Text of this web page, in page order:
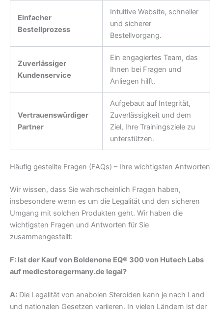
Einfacher
Bestellprozess
Intuitive Website, schneller
und sicherer
Bestellvorgang.
Zuverlässiger
Kundenservice
Ein engagiertes Team, das
Ihnen bei Fragen und
Anliegen hilft.
Vertrauenswürdiger
Partner
Aufgebaut auf Integrität,
Zuverlässigkeit und dem
Ziel, Ihre Trainingsziele zu
unterstützen.
Häufig gestellte Fragen (FAQs) – Ihre wichtigsten Antworten
Wir wissen, dass Sie wahrscheinlich Fragen haben,
insbesondere wenn es um die Legalität und den sicheren
Umgang mit solchen Produkten geht. Wir haben die
wichtigsten Fragen und Antworten für Sie
zusammengestellt:
F: Ist der Kauf von Boldenone EQ® 300 von Hutech Labs
auf medicstoregermany.de legal?
A: Die Legalität von anabolen Steroiden kann je nach Land
und nationalen Gesetzen variieren. In vielen Ländern ist der